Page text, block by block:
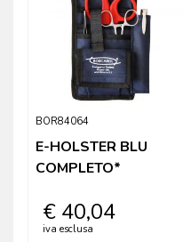
BOR84064
E-HOLSTER BLU
COMPLETO*
€ 40,04
iva esclusa